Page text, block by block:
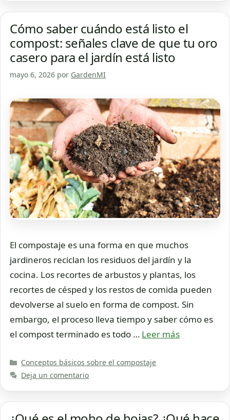
Cómo saber cuándo está listo el
compost: señales clave de que tu oro
casero para el jardín está listo
mayo 6, 2026 por GardenMI
El compostaje es una forma en que muchos
jardineros reciclan los residuos del jardín y la
cocina. Los recortes de arbustos y plantas, los
recortes de césped y los restos de comida pueden
devolverse al suelo en forma de compost. Sin
embargo, el proceso lleva tiempo y saber cómo es
el compost terminado es todo … Leer más
Categorías
Conceptos básicos sobre el compostaje
Deja un comentario